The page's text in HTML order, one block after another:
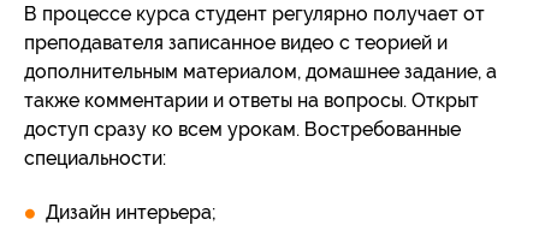
В процессе курса студент регулярно получает от
преподавателя записанное видео с теорией и
дополнительным материалом, домашнее задание, а
также комментарии и ответы на вопросы. Открыт
доступ сразу ко всем урокам. Востребованные
специальности:
Дизайн интерьера;